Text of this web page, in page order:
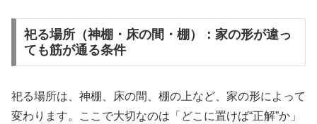
祀る場所（神棚・床の間・棚）：家の形が違っ
ても筋が通る条件
祀る場所は、神棚、床の間、棚の上など、家の形によって
変わります。ここで大切なのは「どこに置けば“正解”か」